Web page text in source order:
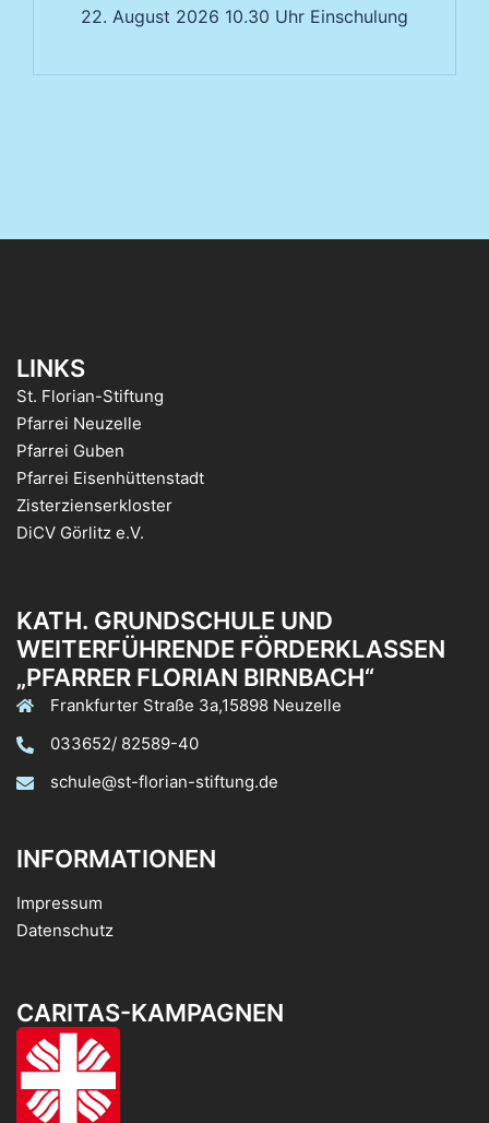
22. August 2026 10.30 Uhr Einschulung
LINKS
St. Florian-Stiftung
Pfarrei Neuzelle
Pfarrei Guben
Pfarrei Eisenhüttenstadt
Zisterzienserkloster
DiCV Görlitz e.V.
KATH. GRUNDSCHULE UND
WEITERFÜHRENDE FÖRDERKLASSEN
„PFARRER FLORIAN BIRNBACH“
Frankfurter Straße 3a,15898 Neuzelle
033652/ 82589-40
schule@st-florian-stiftung.de
INFORMATIONEN
Impressum
Datenschutz
CARITAS-KAMPAGNEN